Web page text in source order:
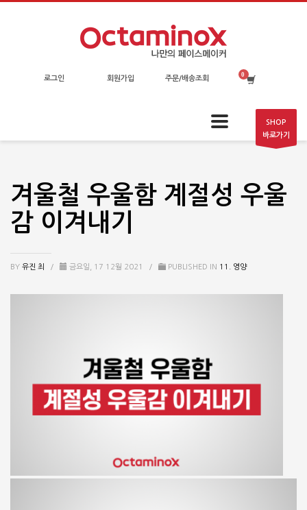
로그인 회원가입 주문/배송조회
SHOP
바로가기
겨울철 우울함 계절성 우울
감 이겨내기
BY 유진 최 / 금요일, 17 12월 2021 / PUBLISHED IN 11. 영양